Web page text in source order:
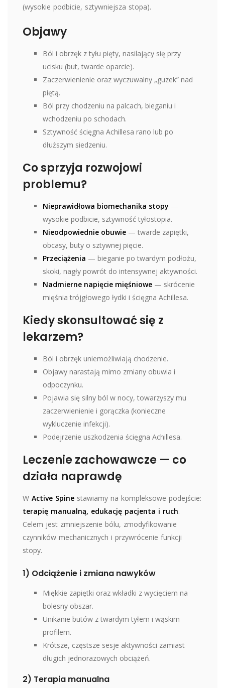
(wysokie podbicie, sztywniejsza stopa).
Objawy
Ból i obrzęk z tyłu pięty, nasilający się przy
ucisku (but, twarde oparcie).
Zaczerwienienie oraz wyczuwalny „guzek” nad
piętą.
Ból przy chodzeniu na palcach, bieganiu i
wchodzeniu po schodach.
Sztywność ścięgna Achillesa rano lub po
dłuższym siedzeniu.
Co sprzyja rozwojowi
problemu?
Nieprawidłowa biomechanika stopy —
wysokie podbicie, sztywność tyłostopia.
Nieodpowiednie obuwie — twarde zapiętki,
obcasy, buty o sztywnej pięcie.
Przeciążenia — bieganie po twardym podłożu,
skoki, nagły powrót do intensywnej aktywności.
Nadmierne napięcie mięśniowe — skrócenie
mięśnia trójgłowego łydki i ścięgna Achillesa.
Kiedy skonsultować się z
lekarzem?
Ból i obrzęk uniemożliwiają chodzenie.
Objawy narastają mimo zmiany obuwia i
odpoczynku.
Pojawia się silny ból w nocy, towarzyszy mu
zaczerwienienie i gorączka (konieczne
wykluczenie infekcji).
Podejrzenie uszkodzenia ścięgna Achillesa.
Leczenie zachowawcze — co
działa naprawdę
W Active Spine stawiamy na kompleksowe podejście:
terapię manualną, edukację pacjenta i ruch.
Celem jest zmniejszenie bólu, zmodyfikowanie
czynników mechanicznych i przywrócenie funkcji
stopy.
1) Odciążenie i zmiana nawyków
Miękkie zapiętki oraz wkładki z wycięciem na
bolesny obszar.
Unikanie butów z twardym tyłem i wąskim
profilem.
Krótsze, częstsze sesje aktywności zamiast
długich jednorazowych obciążeń.
2) Terapia manualna